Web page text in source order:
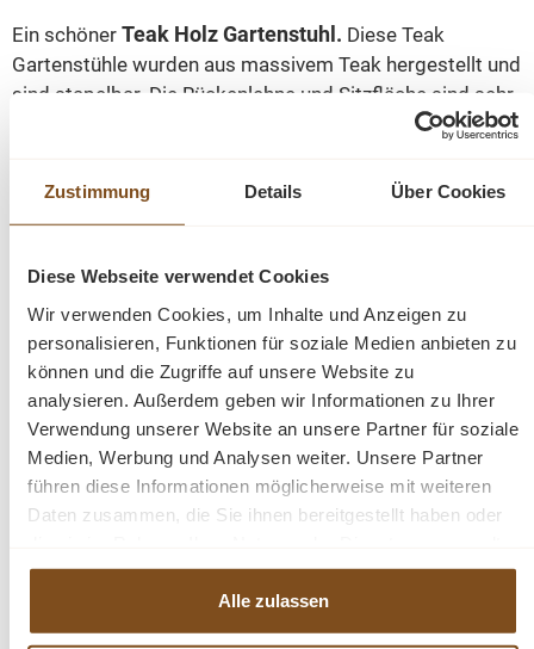
Zustimmung Details Über Cookies
Diese Webseite verwendet Cookies
Wir verwenden Cookies, um Inhalte und Anzeigen zu
personalisieren, Funktionen für soziale Medien anbieten zu
können und die Zugriffe auf unsere Website zu
analysieren. Außerdem geben wir Informationen zu Ihrer
Verwendung unserer Website an unsere Partner für soziale
Medien, Werbung und Analysen weiter. Unsere Partner
führen diese Informationen möglicherweise mit weiteren
Daten zusammen, die Sie ihnen bereitgestellt haben oder
haben.
Alle zulassen
Ein schöner Teak Holz Gartenstuhl. Diese Teak
Gartenstühle wurden aus massivem Teak hergestellt und
sind stapelbar. Die Rückenlehne und Sitzfläche sind sehr
bequem und ergonomisch, damit Sie ganz entspannt
Armlehnen für einen maximalen Komfort. Die Stühle
vorrätig.
Abmessungen(H/B/T): 89/59/62 cm
Höhe der Armlehne: 66 cm
Teak
wetterfest
stapelbar